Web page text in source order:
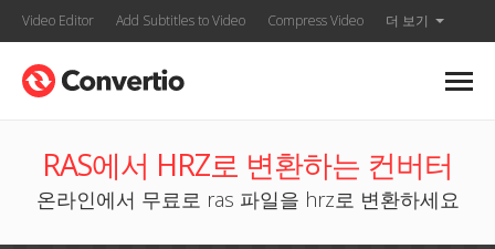
Video Editor Add Subtitles to Video Compress Video 더 보기
RAS에서 HRZ로 변환하는 컨버터
온라인에서 무료로 ras 파일을 hrz로 변환하세요